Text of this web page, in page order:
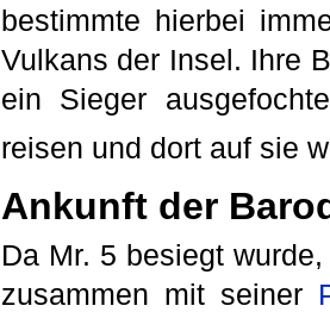
bestimmte hierbei
Vulkans der Insel. Ihre
ein Sieger
reisen und dort auf sie
Ankunft der
Da Mr. 5 besiegt
zusammen mit seiner